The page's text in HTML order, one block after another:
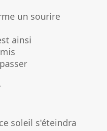
un sourire
ainsi
soleil s'éteindra